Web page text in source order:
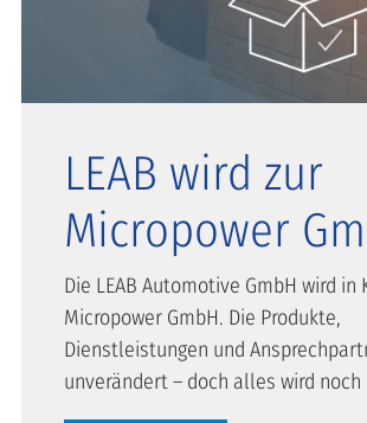
LEAB wird zur
Micropower
Die LEAB Automotive GmbH wird in
Micropower GmbH. Die Produkte,
Dienstleistungen und
unverändert – doch alles wird noch